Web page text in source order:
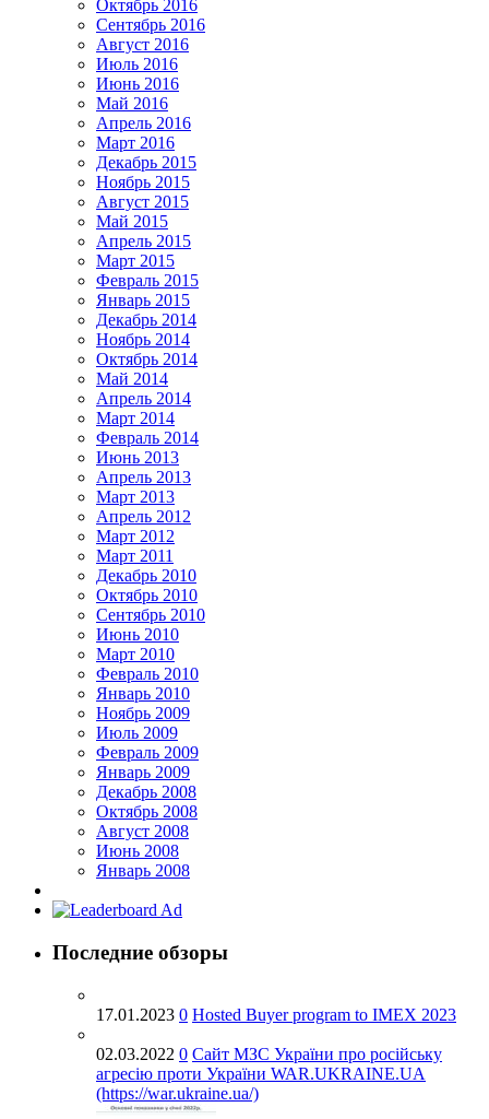
Октябрь 2016
Сентябрь 2016
Август 2016
Июль 2016
Июнь 2016
Май 2016
Апрель 2016
Март 2016
Декабрь 2015
Ноябрь 2015
Август 2015
Май 2015
Апрель 2015
Март 2015
Февраль 2015
Январь 2015
Декабрь 2014
Ноябрь 2014
Октябрь 2014
Май 2014
Апрель 2014
Март 2014
Февраль 2014
Июнь 2013
Апрель 2013
Март 2013
Апрель 2012
Март 2012
Март 2011
Декабрь 2010
Октябрь 2010
Сентябрь 2010
Июнь 2010
Март 2010
Февраль 2010
Январь 2010
Ноябрь 2009
Июль 2009
Февраль 2009
Январь 2009
Декабрь 2008
Октябрь 2008
Август 2008
Июнь 2008
Январь 2008
Последние обзоры
17.01.2023 0 Hosted Buyer program to IMEX 2023
02.03.2022 0 Cайт МЗС України про російську
агресію проти України WAR.UKRAINE.UA
(https://war.ukraine.ua/)